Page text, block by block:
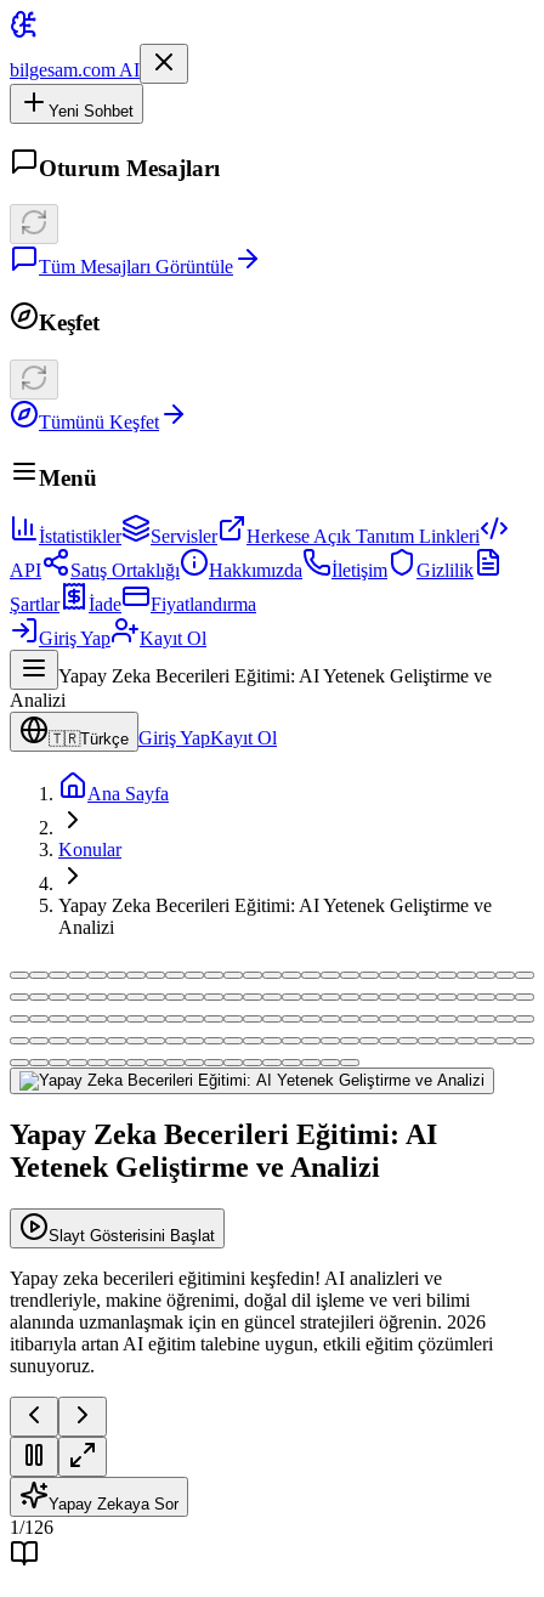
bilgesam.com AI
Yeni Sohbet
Oturum Mesajları
Tüm Mesajları Görüntüle
Keşfet
Tümünü Keşfet
Menü
İstatistikler Servisler
Herkese Açık Tanıtım Linkleri
API
Satış Ortaklığı Hakkımızda İletişim
Gizlilik
Şartlar
İade
Fiyatlandırma
Giriş Yap
Kayıt Ol
Yapay Zeka Becerileri Eğitimi: AI Yetenek Geliştirme ve
Analizi
🇹🇷Türkçe Giriş YapKayıt Ol
Ana Sayfa
Konular
Yapay Zeka Becerileri Eğitimi: AI Yetenek Geliştirme ve
Analizi
Yapay Zeka Becerileri Eğitimi: AI
Yetenek Geliştirme ve Analizi
Slayt Gösterisini Başlat
Yapay zeka becerileri eğitimini keşfedin! AI analizleri ve
trendleriyle, makine öğrenimi, doğal dil işleme ve veri bilimi
alanında uzmanlaşmak için en güncel stratejileri öğrenin. 2026
itibarıyla artan AI eğitim talebine uygun, etkili eğitim çözümleri
sunuyoruz.
Yapay Zekaya Sor
1/126